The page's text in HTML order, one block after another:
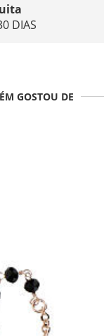
DIAS
GOSTOU DE